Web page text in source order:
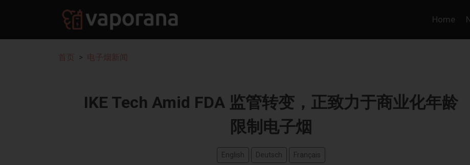
Home
首页 电子烟新闻
IKE Tech Amid FDA 监管转变，正致力于商业化年龄
限制电子烟
English Deutsch Français